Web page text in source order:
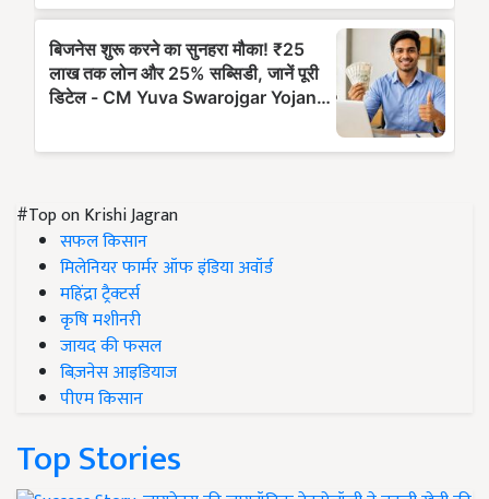
#Top on Krishi Jagran
सफल किसान
मिलेनियर फार्मर ऑफ इंडिया अवॉर्ड
महिंद्रा ट्रैक्टर्स
कृषि मशीनरी
जायद की फसल
बिज़नेस आइडियाज
पीएम किसान
Top Stories